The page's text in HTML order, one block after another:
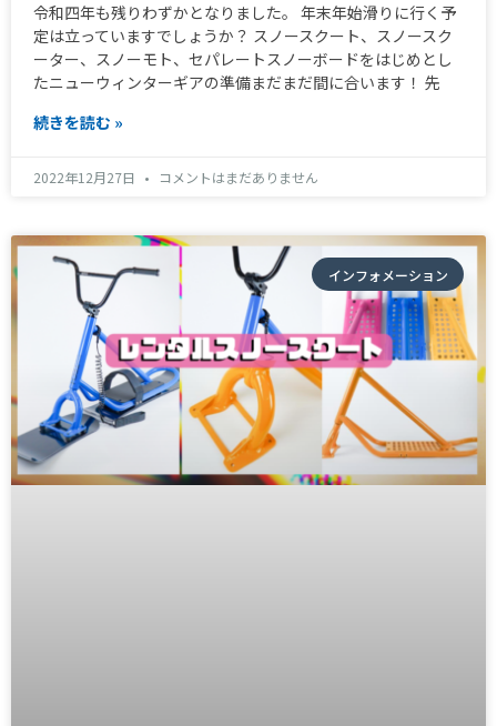
令和四年も残りわずかとなりました。 年末年始滑りに行く予
定は立っていますでしょうか？ スノースクート、スノースク
ーター、スノーモト、セパレートスノーボードをはじめとし
たニューウィンターギアの準備まだまだ間に合います！ 先
続きを読む »
2022年12月27日 コメントはまだありません
インフォメーション